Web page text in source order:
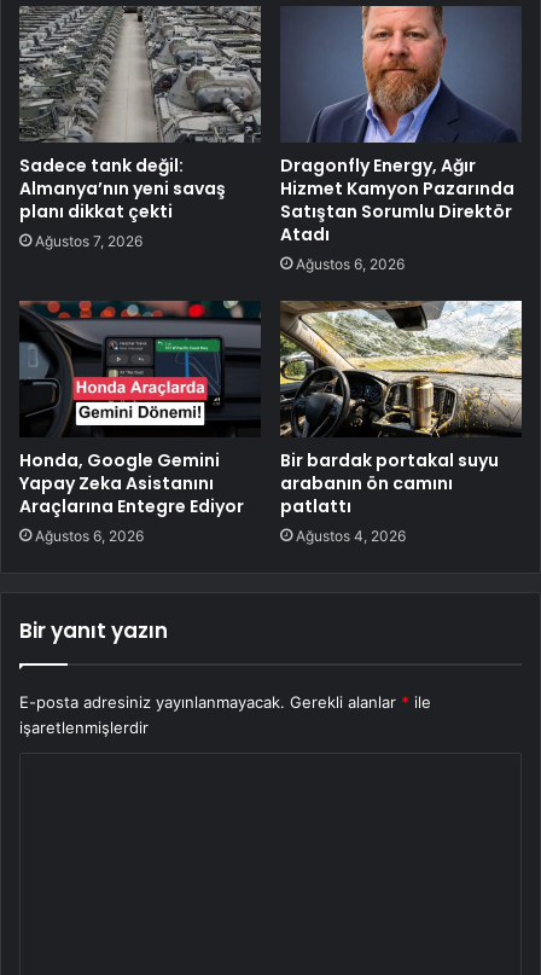
Sadece tank değil:
Almanya’nın yeni savaş
planı dikkat çekti
Ağustos 7, 2026
Dragonfly Energy, Ağır
Hizmet Kamyon Pazarında
Satıştan Sorumlu Direktör
Atadı
Ağustos 6, 2026
Honda, Google Gemini
Yapay Zeka Asistanını
Araçlarına Entegre Ediyor
Ağustos 6, 2026
Bir bardak portakal suyu
arabanın ön camını
patlattı
Ağustos 4, 2026
Bir yanıt yazın
E-posta adresiniz yayınlanmayacak. Gerekli alanlar * ile
işaretlenmişlerdir